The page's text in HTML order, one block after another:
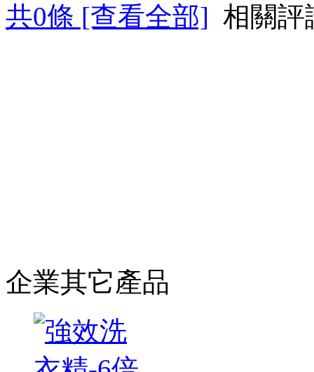
共0條 [查看全部] 相關評
企業其它產品